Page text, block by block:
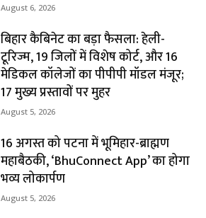
August 6, 2026
बिहार कैबिनेट का बड़ा फैसला: हेली-
टूरिज्म, 19 जिलों में विशेष कोर्ट, और 16
मेडिकल कॉलेजों का पीपीपी मॉडल मंजूर;
17 मुख्य प्रस्तावों पर मुहर
August 5, 2026
16 अगस्त को पटना में भूमिहार-ब्राह्मण
महाबैठकी, ‘BhuConnect App’ का होगा
भव्य लोकार्पण
August 5, 2026